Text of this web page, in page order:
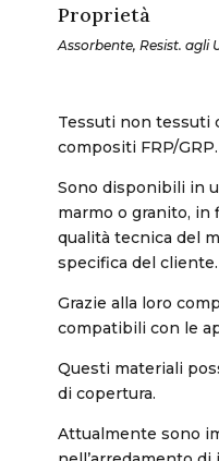
Proprietà
Assorbente, Resist. agli
Tessuti non tessuti
compositi FRP/GRP.
Sono disponibili in
marmo o granito,
qualità tecnica del
specifica del cliente.
Grazie alla loro
compatibili con le
Questi materiali
di copertura.
Attualmente sono